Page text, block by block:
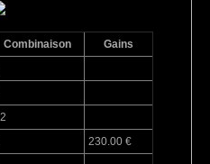
Combinaison
Gains
230.00 €